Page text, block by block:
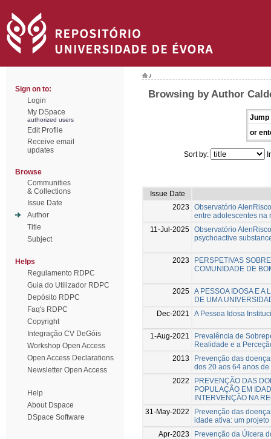
Sign on to:
Login
My DSpace
authorized users
Edit Profile
Receive email
updates
Browse
Communities
& Collections
Issue Date
Author
Title
Subject
Helps
Regulamento RDPC
Guia do Utilizador RDPC
Depósito RDPC
Faq's RDPC
Copyright
Integração CV DeGóis
Workshop Open Access
Open Access Declarations
Newsletter Open Access
Help
About Dspace
DSpace Software
/
Browsing by Author
Jump
or
Sort by:
Issue Date
2023
Observatório
entre adolescentes na
11-Jul-2025 Observatório
psychoactive
2023
PERSPETIVAS
COMUNIDADE DE
2025 A PESSOA IDOSA E A
DE UMA
Dec-2021
A Pessoa Idosa
1-Aug-2021
Prevalência de
Realidade e a
2013
Prevenção das
dos 20 aos 64 anos
2022
PREVENÇÃO DAS
POPULAÇÃO EM
INTERVENÇÃO NA
31-May-2022
Prevenção das
idade ativa: um
Apr-2023
Prevenção da Úlcera